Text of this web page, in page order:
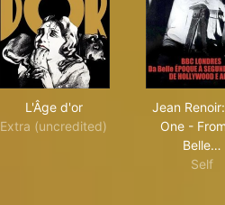
L'Âge d'or
Extra (uncredited)
Jean
One -
Belle…
Self